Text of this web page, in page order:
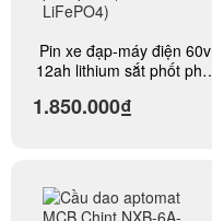
Pin xe đạp-máy điện 60v
12ah lithium sắt phốt phát
1.850.000₫